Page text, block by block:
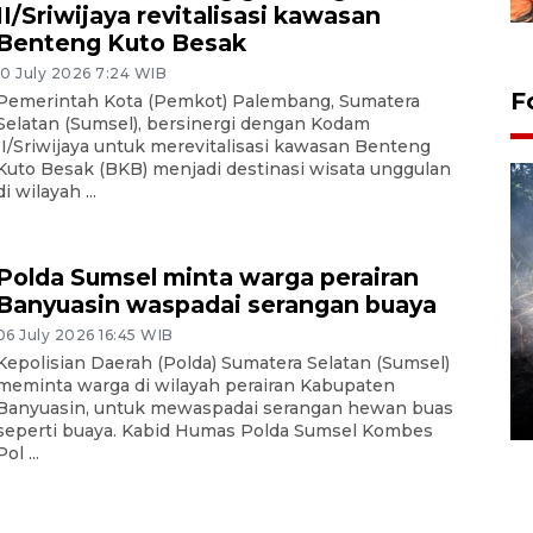
Sriwijaya revitalisasi kawasan
Kuto Besak
July 2026 7:24 WIB
Kota (Pemkot) Palembang, Sumatera
(Sumsel), bersinergi dengan Kodam
Sriwijaya untuk merevitalisasi kawasan Benteng
Besak (BKB) menjadi destinasi wisata unggulan
wilayah ...
Sumsel minta warga perairan
waspadai serangan buaya
July 2026 16:45 WIB
Daerah (Polda) Sumatera Selatan (Sumsel)
warga di wilayah perairan Kabupaten
untuk mewaspadai serangan hewan buas
buaya. Kabid Humas Polda Sumsel Kombes
...
Alokasi anggaran untuk bibit
kopi arabika Gayo
15 June 2026 11:15 WIB